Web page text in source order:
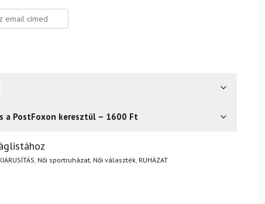
a PostFoxon keresztül – 1600 Ft
Semmi gond – a terméket egyszerűen visszaküldheti 14
Mik a visszaküldés feltételei?
Női sportruházat, Női választék, RUHÁZAT